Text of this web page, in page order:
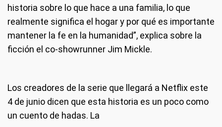
historia sobre lo que hace a una familia, lo que
realmente significa el hogar y por qué es importante
mantener la fe en la humanidad”, explica sobre la
ficción el co-showrunner Jim Mickle.
Los creadores de la serie que llegará a Netflix este
4 de junio dicen que esta historia es un poco como
un cuento de hadas. La